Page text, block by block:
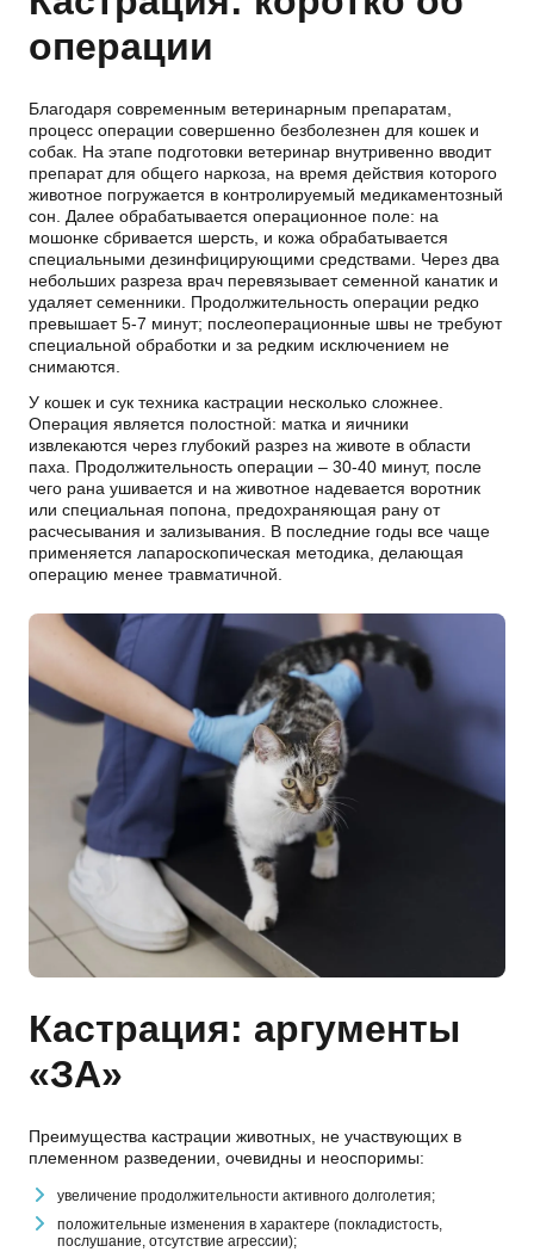
операции
Благодаря современным ветеринарным препаратам,
процесс операции совершенно безболезнен для кошек и
собак. На этапе подготовки ветеринар внутривенно вводит
препарат для общего наркоза, на время действия которого
животное погружается в контролируемый медикаментозный
сон. Далее обрабатывается операционное поле: на
мошонке сбривается шерсть, и кожа обрабатывается
специальными дезинфицирующими средствами. Через два
небольших разреза врач перевязывает семенной канатик и
удаляет семенники. Продолжительность операции редко
превышает 5-7 минут; послеоперационные швы не требуют
специальной обработки и за редким исключением не
снимаются.
У кошек и сук техника кастрации несколько сложнее.
Операция является полостной: матка и яичники
извлекаются через глубокий разрез на животе в области
паха. Продолжительность операции – 30-40 минут, после
чего рана ушивается и на животное надевается воротник
или специальная попона, предохраняющая рану от
расчесывания и зализывания. В последние годы все чаще
применяется лапароскопическая методика, делающая
операцию менее травматичной.
Кастрация: аргументы
«ЗА»
Преимущества кастрации животных, не участвующих в
племенном разведении, очевидны и неоспоримы:
увеличение продолжительности активного долголетия;
положительные изменения в характере (покладистость,
послушание, отсутствие агрессии);